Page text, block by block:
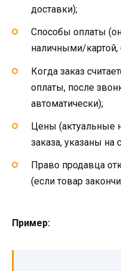
доставки);
Способы оплаты
наличными/картой,
Когда заказ
оплаты, после
автоматически);
Цены (актуальные
заказа, указаны на
Право продавца
(если товар
Пример: